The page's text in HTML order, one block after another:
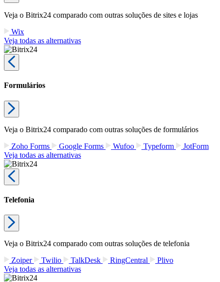
Veja o Bitrix24 comparado com outras soluções de sites e lojas
Wix
Veja todas as alternativas
Formulários
Veja o Bitrix24 comparado com outras soluções de formulários
Zoho Forms
Google Forms Wufoo Typeform
JotForm
Veja todas as alternativas
Telefonia
Veja o Bitrix24 comparado com outras soluções de telefonia
Zoiper
Twilio TalkDesk RingCentral
Plivo
Veja todas as alternativas